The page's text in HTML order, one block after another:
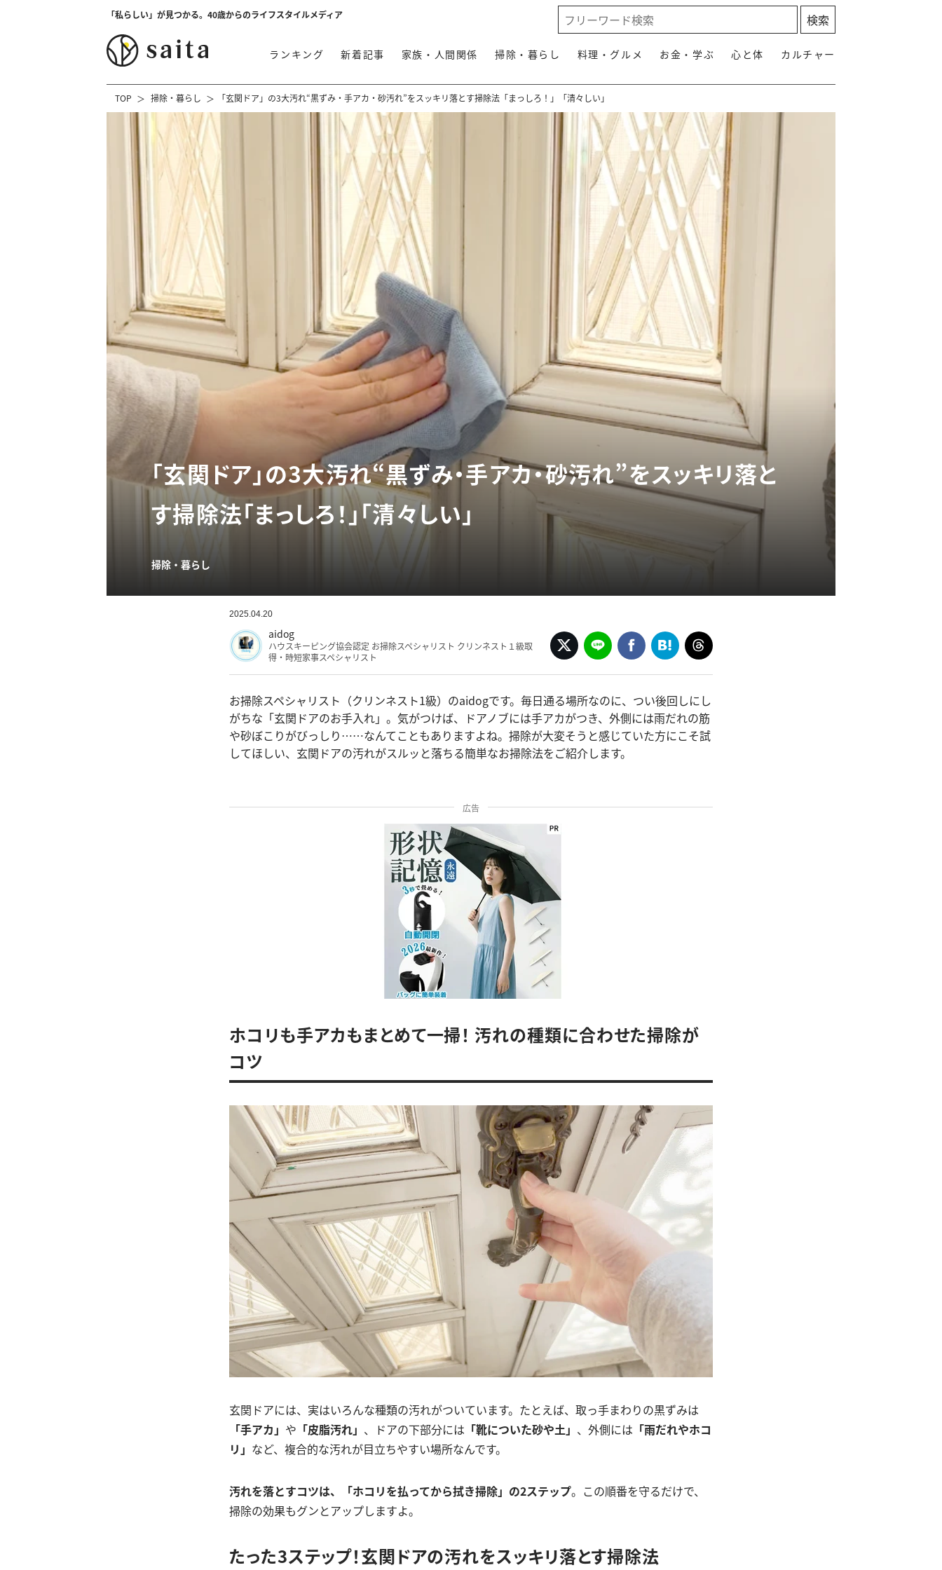
「私らしい」が見つかる。40歳からのライフスタイルメディア
ランキング 新着記事 家族・人間関係 掃除・暮らし 料理・グルメ お金・学ぶ 心と体 カルチャー
TOP 掃除・暮らし 「玄関ドア」の3大汚れ“黒ずみ・手アカ・砂汚れ”をスッキリ落とす掃除法「まっしろ！」「清々しい」
「玄関ドア」の3大汚れ“黒ずみ・手アカ・砂汚れ”をスッキリ落と
す掃除法「まっしろ！」「清々しい」
掃除・暮らし
2025.04.20
aidog
ハウスキーピング協会認定 お掃除スペシャリスト クリンネスト１級取
得・時短家事スペシャリスト
お掃除スペシャリスト（クリンネスト1級）のaidogです。毎日通る場所なのに、つい後回しにし
がちな「玄関ドアのお手入れ」。気がつけば、ドアノブには手アカがつき、外側には雨だれの筋
や砂ぼこりがびっしり……なんてこともありますよね。掃除が大変そうと感じていた方にこそ試
してほしい、玄関ドアの汚れがスルッと落ちる簡単なお掃除法をご紹介します。
広告
ホコリも手アカもまとめて一掃！ 汚れの種類に合わせた掃除が
コツ
玄関ドアには、実はいろんな種類の汚れがついています。たとえば、取っ手まわりの黒ずみは
「手アカ」 や 「皮脂汚れ」 、ドアの下部分には 「靴についた砂や土」 、外側には 「雨だれやホコ
リ」 など、複合的な汚れが目立ちやすい場所なんです。
汚れを落とすコツは、「ホコリを払ってから拭き掃除」の2ステップ。この順番を守るだけで、
掃除の効果もグンとアップしますよ。
たった3ステップ！玄関ドアの汚れをスッキリ落とす掃除法